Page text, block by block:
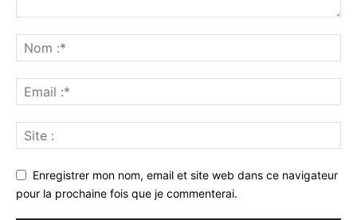
Enregistrer mon nom, email et site web dans ce navigateur
pour la prochaine fois que je commenterai.